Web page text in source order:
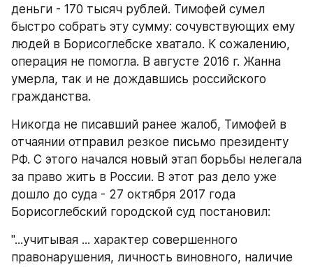
деньги - 170 тысяч рублей. Тимофей сумел
быстро собрать эту сумму: сочувствующих ему
людей в Борисоглебске хватало. К сожалению,
операция не помогла. В августе 2016 г. Жанна
умерла, так и не дождавшись российского
гражданства.
Никогда не писавший ранее жалоб, Тимофей в
отчаянии отправил резкое письмо президенту
РФ. С этого начался новый этап борьбы нелегала
за право жить в России. В этот раз дело уже
дошло до суда - 27 октября 2017 года
Борисоглебский городской суд постановил:
"...учитывая ... характер совершенного
правонарушения, личность виновного, наличие